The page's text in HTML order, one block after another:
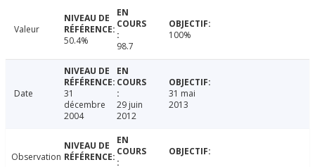
Valeur
50.4%
98.7
100%
Date
31
décembre
2004
29 juin
2012
31 mai
2013
Observation